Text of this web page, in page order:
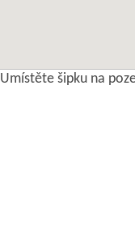
Umístěte šipku na